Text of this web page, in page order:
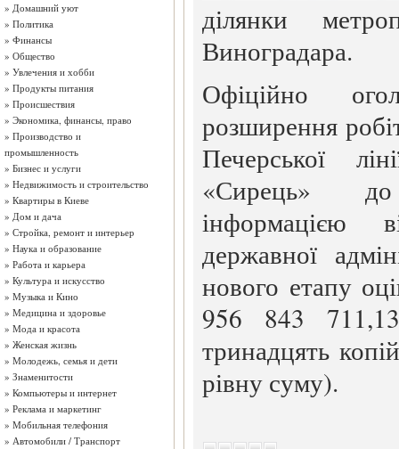
» Домашний уют
» Политика
» Финансы
» Общество
» Увлечения и хобби
» Продукты питания
» Происшествия
» Экономика, финансы, право
» Производство и
промышленность
» Бизнес и услуги
» Недвижимость и строительство
» Квартиры в Киеве
» Дом и дача
» Стройка, ремонт и интерьер
» Наука и образование
» Работа и карьера
» Культура и искусство
» Музыка и Кино
» Медицина и здоровье
» Мода и красота
» Женская жизнь
» Молодежь, семья и дети
» Знаменитости
» Компьютеры и интернет
» Реклама и маркетинг
» Мобильная телефония
» Автомобили / Транспорт
ділянки
Виноградара.
Офіційно
розширення
Печерської
«Сирець»
інформацією
державної
нового етапу
956 843
тринадцять
рівну суму).